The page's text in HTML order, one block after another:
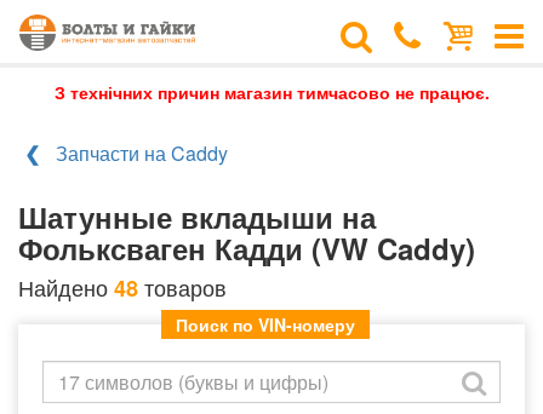
З технічних причин магазин тимчасово не працює.
Запчасти на Caddy
Шатунные вкладыши на
Фольксваген Кадди (VW Caddy)
Найдено48товаров
Поиск по VIN-номеру